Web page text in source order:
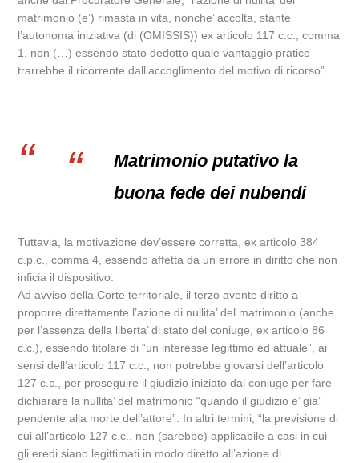
matrimonio (e’) rimasta in vita, nonche’ accolta, stante
l’autonoma iniziativa (di (OMISSIS)) ex articolo 117 c.c., comma
1, non (…) essendo stato dedotto quale vantaggio pratico
trarrebbe il ricorrente dall’accoglimento del motivo di ricorso”.
Matrimonio putativo la
buona fede dei nubendi
Tuttavia, la motivazione dev’essere corretta, ex articolo 384
c.p.c., comma 4, essendo affetta da un errore in diritto che non
inficia il dispositivo.
Ad avviso della Corte territoriale, il terzo avente diritto a
proporre direttamente l’azione di nullita’ del matrimonio (anche
per l’assenza della liberta’ di stato del coniuge, ex articolo 86
c.c.), essendo titolare di “un interesse legittimo ed attuale”, ai
sensi dell’articolo 117 c.c., non potrebbe giovarsi dell’articolo
127 c.c., per proseguire il giudizio iniziato dal coniuge per fare
dichiarare la nullita’ del matrimonio “quando il giudizio e’ gia’
pendente alla morte dell’attore”. In altri termini, “la previsione di
cui all’articolo 127 c.c., non (sarebbe) applicabile a casi in cui
gli eredi siano legittimati in modo diretto all’azione di